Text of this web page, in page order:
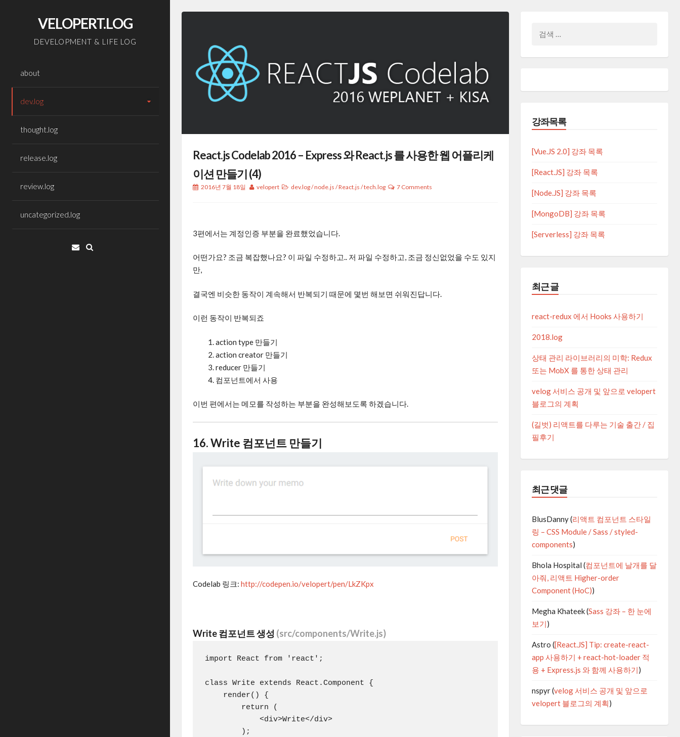
VELOPERT.LOG
DEVELOPMENT & LIFE LOG
about
dev.log
thought.log
release.log
review.log
uncategorized.log
Email
React.js Codelab 2016 – Express 와 React.js 를 사용한 웹 어플리케
이션 만들기 (4)
2016년 7월 18일 velopert dev.log/node.js /React.js /tech.log 7 Comments
3편에서는 계정인증 부분을 완료했었습니다.
어떤가요? 조금 복잡했나요? 이 파일 수정하고.. 저 파일 수정하고, 조금 정신없었을 수도 있지
만,
결국엔 비슷한 동작이 계속해서 반복되기 때문에 몇번 해보면 쉬워진답니다.
이런 동작이 반복되죠
action type 만들기
action creator 만들기
reducer 만들기
컴포넌트에서 사용
이번 편에서는 메모를 작성하는 부분을 완성해보도록 하겠습니다.
16. Write 컴포넌트 만들기
Codelab 링크: http://codepen.io/velopert/pen/LkZKpx
Write 컴포넌트 생성 (src/components/Write.js)
import React from 'react';
class Write extends React.Component {
    render() {
        return (
            <div>Write</div>
        );
색:
강좌목록
[Vue.JS 2.0] 강좌 목록
[React.JS] 강좌 목록
[Node.JS] 강좌 목록
[MongoDB] 강좌 목록
[Serverless] 강좌 목록
최근 글
react-redux 에서 Hooks 사용하기
2018.log
상태 관리 라이브러리의 미학: Redux
또는 MobX 를 통한 상태 관리
velog 서비스 공개 및 앞으로 velopert
블로그의 계획
(길벗) 리액트를 다루는 기술 출간 / 집
필후기
최근 댓글
BlusDanny(리액트 컴포넌트 스타일
링 – CSS Module / Sass / styled-
components)
Bhola Hospital (컴포넌트에 날개를 달
아줘, 리액트 Higher-order
Component (HoC))
Megha Khateek(Sass 강좌 – 한 눈에
보기)
Astro ([React.JS] Tip: create-react-
app 사용하기 + react-hot-loader 적
용 + Express.js 와 함께 사용하기)
nspyr(velog 서비스 공개 및 앞으로
velopert 블로그의 계획)